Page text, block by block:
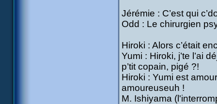
Jérémie : C’est qui
Odd : Le chirurgien
Hiroki : Alors c’était
Yumi : Hiroki, j’te l’ai
p’tit copain, pigé ?!
Hiroki : Yumi est
amoureuseuh !
M. Ishiyama